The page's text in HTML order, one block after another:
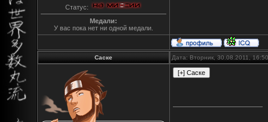
Статус:
Медали:
У вас пока нет ни одной медали.
Caске Дата: Вторник, 30.08.2011,